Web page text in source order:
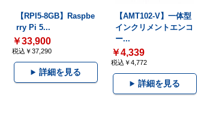
【RPI5-8GB】Raspbe
rry Pi 5...
￥33,900
税込￥37,290
詳細を見る
【AMT102-V】一体型
インクリメントエンコ
ー...
￥4,339
税込￥4,772
詳細を見る